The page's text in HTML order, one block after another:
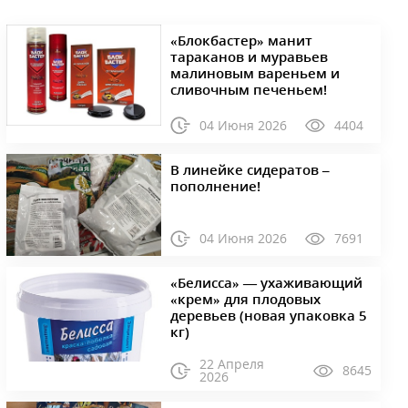
«Блокбастер» манит
тараканов и муравьев
малиновым вареньем и
сливочным печеньем!
04 Июня 2026 4404
В линейке сидератов –
пополнение!
04 Июня 2026 7691
«Белисса» — ухаживающий
«крем» для плодовых
деревьев (новая упаковка 5
кг)
22 Апреля
2026 8645